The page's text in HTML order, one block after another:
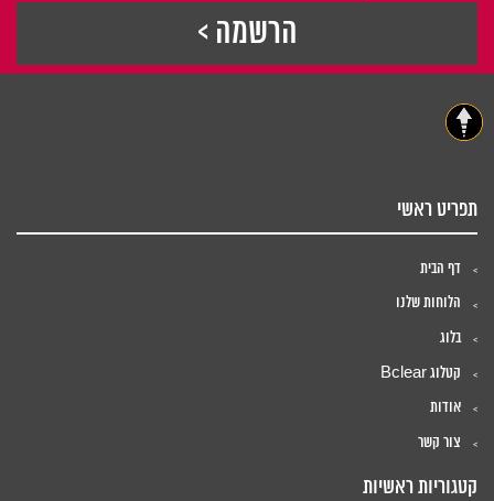
תפריט ראשי
דף הבית
הלוחות שלנו
בלוג
קטלוג Bclear
אודות
צור קשר
קטגוריות ראשיות